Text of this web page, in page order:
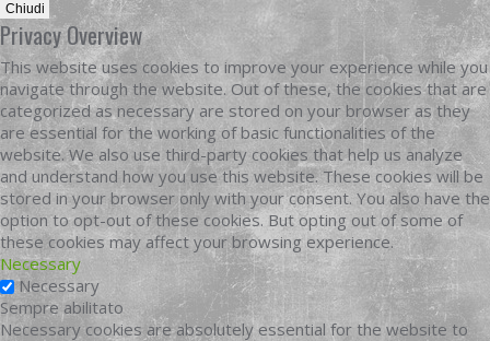
Chiudi
Privacy Overview
This website uses cookies to improve your experience while you
navigate through the website. Out of these, the cookies that are
categorized as necessary are stored on your browser as they
are essential for the working of basic functionalities of the
website. We also use third-party cookies that help us analyze
and understand how you use this website. These cookies will be
stored in your browser only with your consent. You also have the
option to opt-out of these cookies. But opting out of some of
these cookies may affect your browsing experience.
Necessary
Necessary
Sempre abilitato
Necessary cookies are absolutely essential for the website to